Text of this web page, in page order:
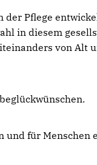
der Pflege
in diesem
von Alt
und für Menschen